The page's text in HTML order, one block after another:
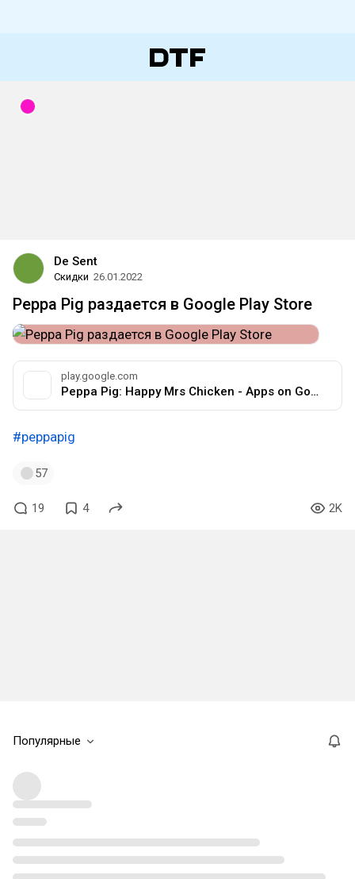
De Sent
Скидки 26.01.2022
Peppa Pig раздается в Google Play Store
play.google.com
Peppa Pig: Happy Mrs Chicken - Apps on Google Play
#peppapig
57
19 4 2K
Популярные